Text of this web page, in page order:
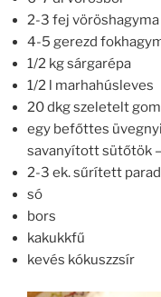
2-3 fej vöröshagyma
4-5 gerezd
1/2 kg sárgarépa
1/2 l marhahúsleves
20 dkg szeletelt
egy befőttes
savanyított sütőtök
2-3 ek. sűrített
só
bors
kakukkfű
kevés kókuszzsír